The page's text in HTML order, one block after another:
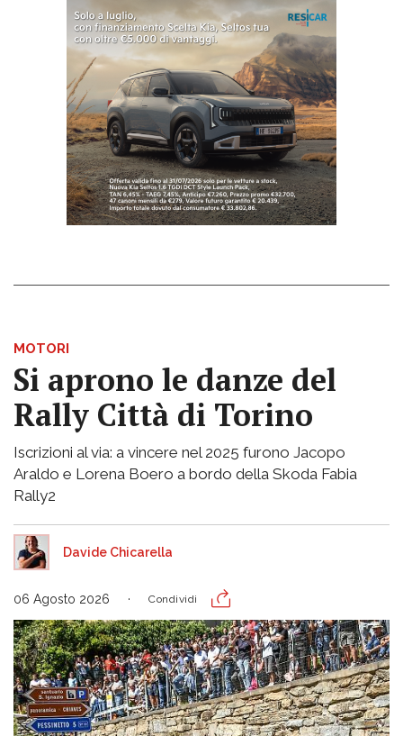
MOTORI
Si aprono le danze del
Rally Città di Torino
Iscrizioni al via: a vincere nel 2025 furono Jacopo
Araldo e Lorena Boero a bordo della Skoda Fabia
Rally2
Davide Chicarella
06 Agosto 2026 Condividi